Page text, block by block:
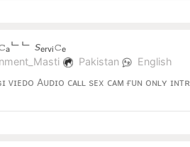
𝘴ₑᵣᵥᵢ𝚌ₑ
Pakistan
English
ᴠɪᴇᴅᴏ Aᴜᴅɪᴏ ᴄᴀʟʟ sᴇx ᴄᴀᴍ ғᴜɴ ᴏɴʟʏ